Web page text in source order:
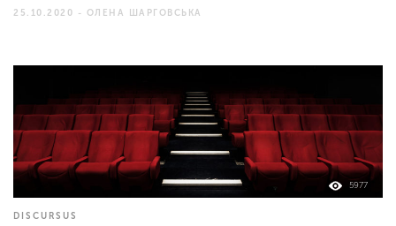
25.10.2020 - ОЛЕНА ШАРГОВСЬКА
5977
DISCURSUS